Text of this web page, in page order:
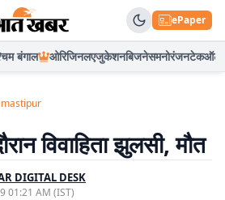
ePaper
बंगाल ओरिजिनलएजुकेशनबिजनेसमनोरंजनटेकऑटो
विवाहिता झुलसी, मौत
DIGITAL DESK
01:21 AM (IST)